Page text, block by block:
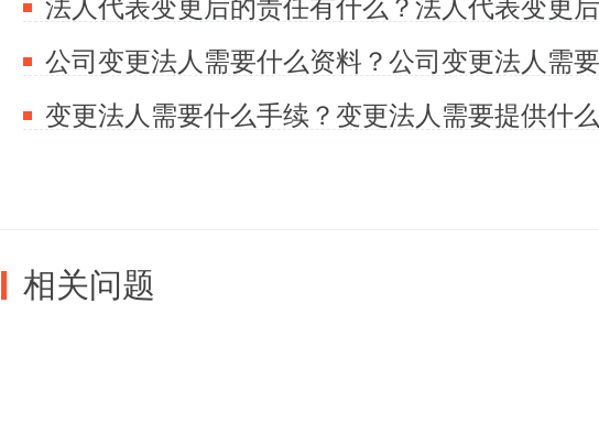
里不存在增值税，因为你没有因为这
交易赚到钱。第二种是拍脑袋溢价协
50-100 万。你们请一个足够权威的审
变更法人需要什么手续？变更法人需要提供什
相关问题